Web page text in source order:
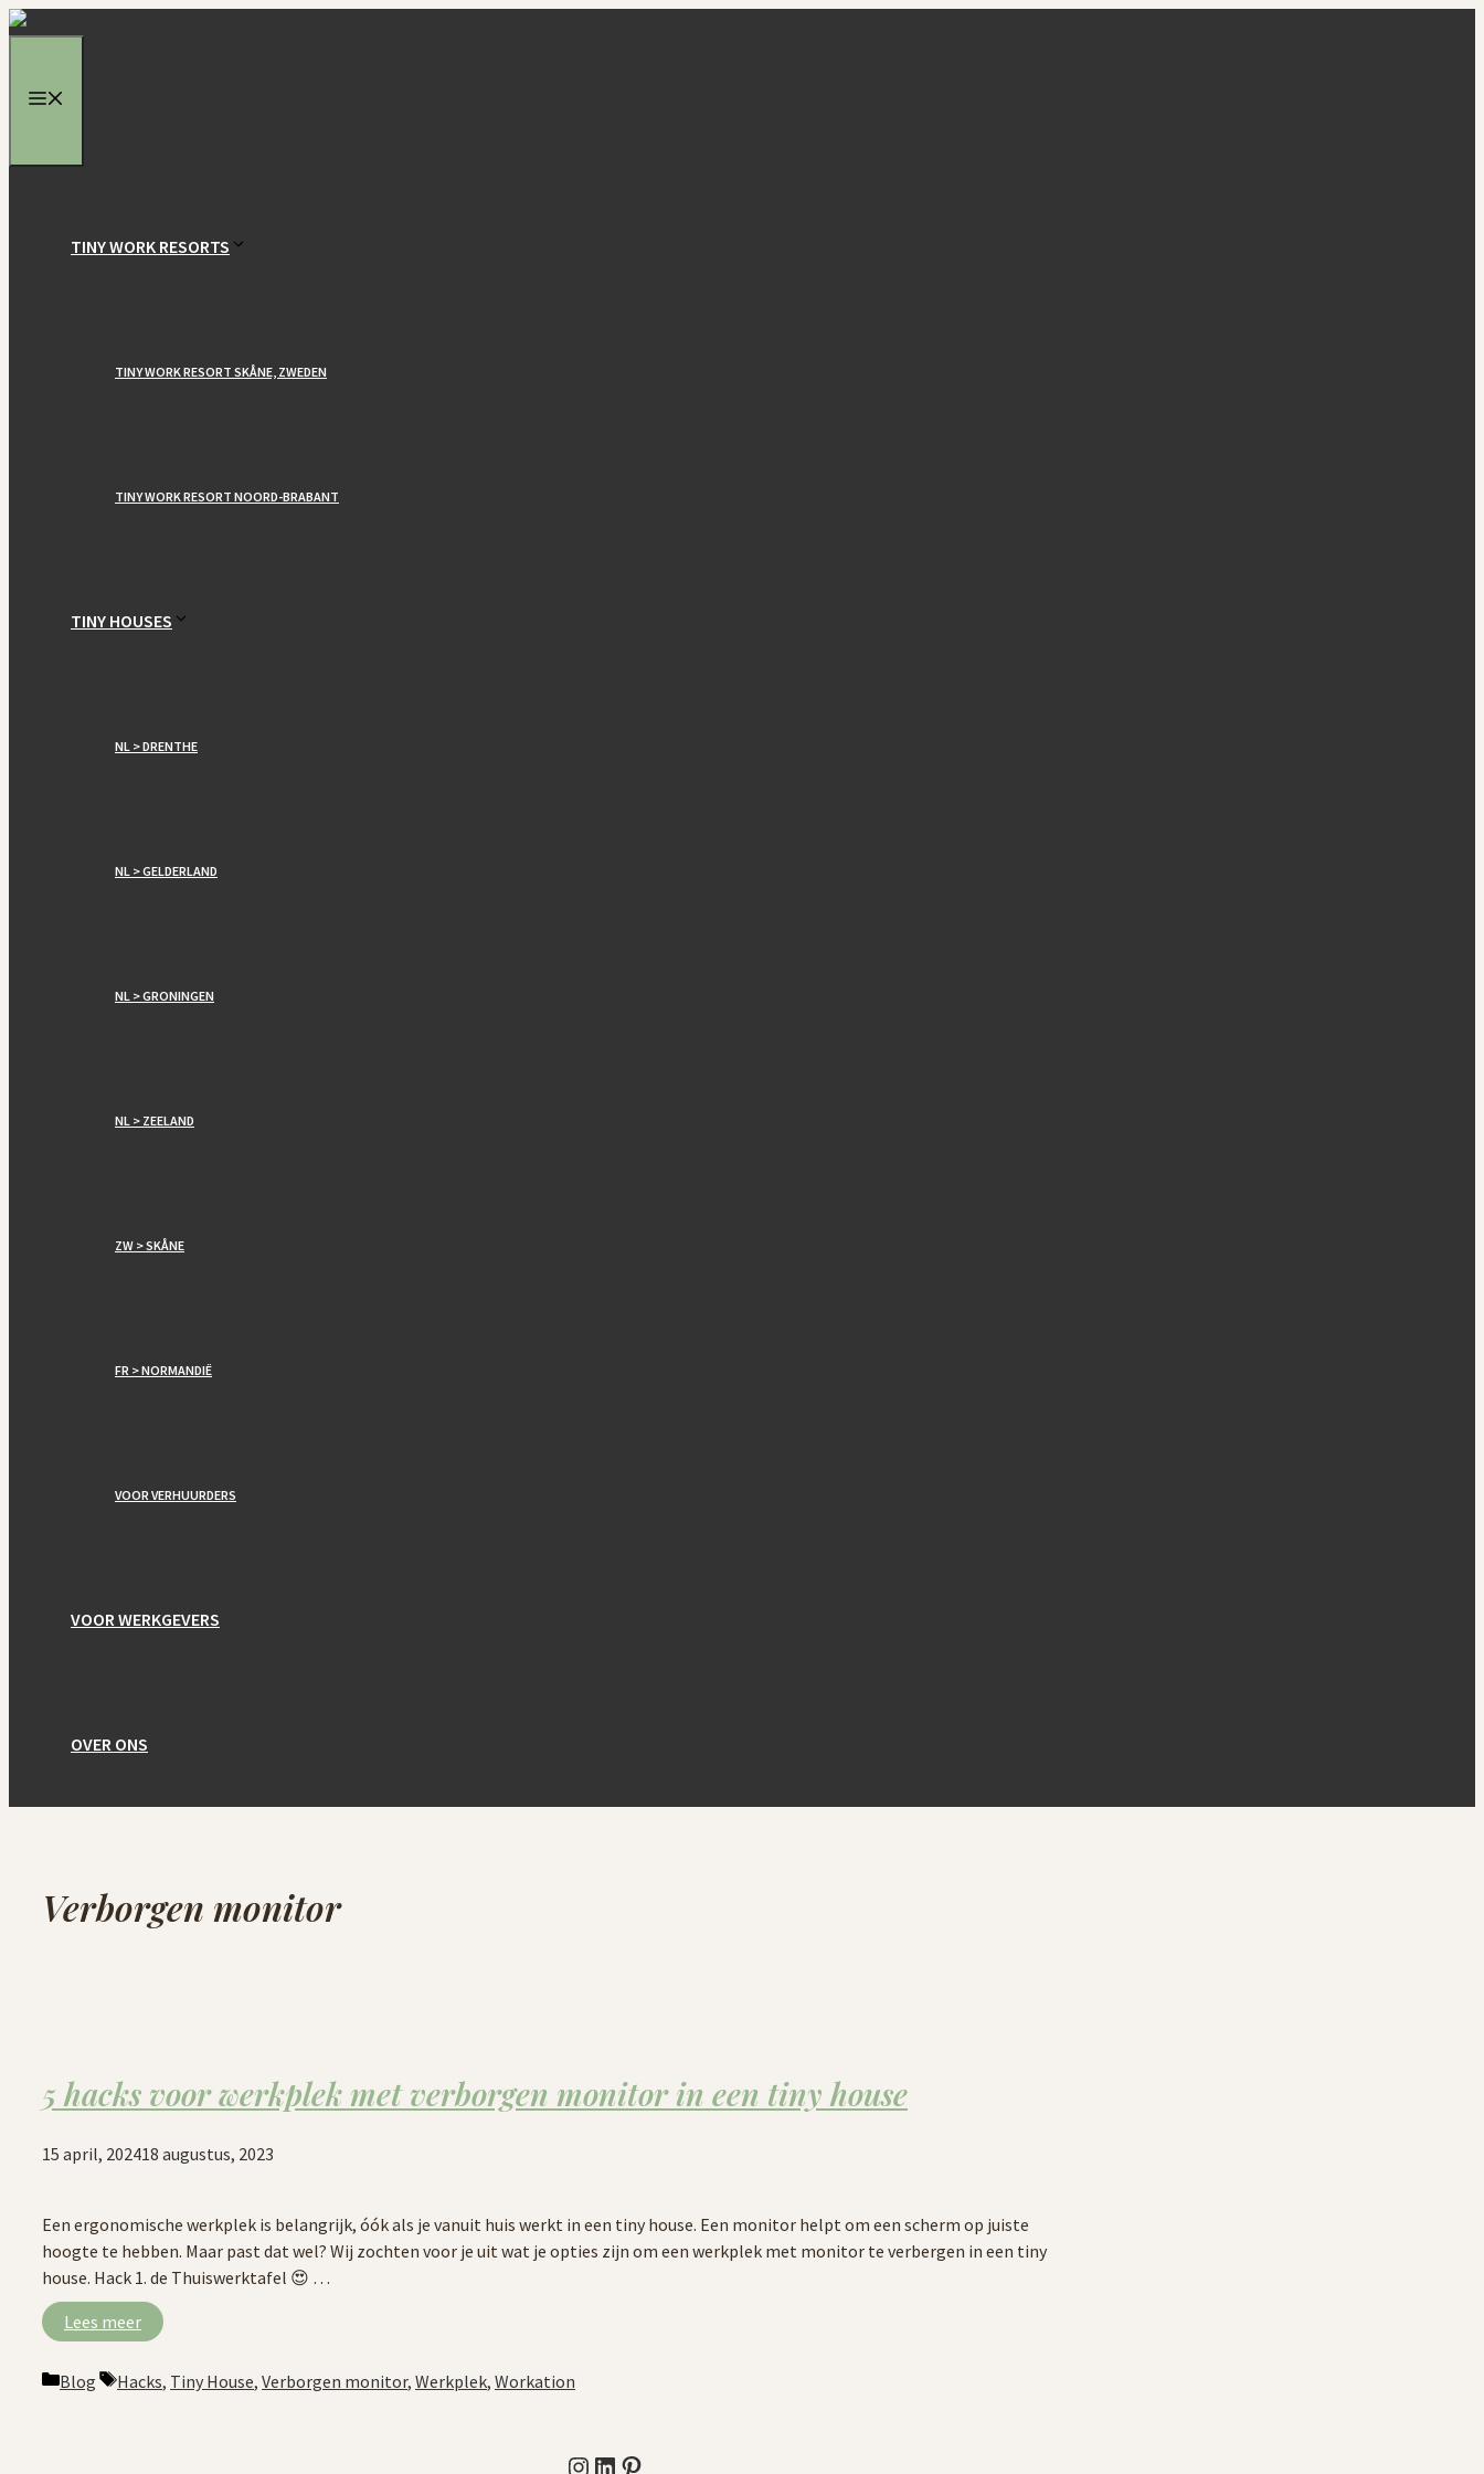
Ga
inhoud
TINY WORK RESORTS
TINY WORK RESORT SKÅNE, ZWEDEN
TINY WORK RESORT NOORD-BRABANT
TINY HOUSES
NL > DRENTHE
NL > GELDERLAND
NL > GRONINGEN
NL > ZEELAND
ZW > SKÅNE
FR > NORMANDIË
VOOR VERHUURDERS
VOOR WERKGEVERS
OVER ONS
Verborgen monitor
5 hacks voor werkplek met verborgen monitor in een tiny house
15 april, 202418 augustus, 2023
Een ergonomische werkplek is belangrijk, óók als je vanuit huis werkt in een tiny house. Een monitor helpt om een scherm op juiste
hoogte te hebben. Maar past dat wel? Wij zochten voor je uit wat je opties zijn om een werkplek met monitor te verbergen in een tiny
house. Hack 1. de Thuiswerktafel 😍 …
Lees meer
Categorieën
Blog Tags
Hacks, Tiny House, Verborgen monitor, Werkplek, Workation
Instagram
LinkedIn
Pinterest